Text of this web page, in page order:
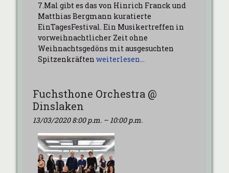
7.Mal gibt es das von Hinrich Franck und
Matthias Bergmann kuratierte
EinTagesFestival. Ein Musikertreffen in
vorweihnachtlicher Zeit ohne
Weihnachtsgedöns mit ausgesuchten
Spitzenkräften weiterlesen…
Fuchsthone Orchestra @
Dinslaken
13/03/2020 8:00 p.m. – 10:00 p.m.